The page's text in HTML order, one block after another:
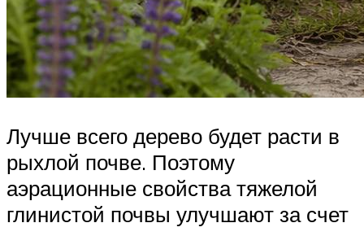
Лучше всего дерево будет расти в
рыхлой почве. Поэтому
аэрационные свойства тяжелой
глинистой почвы улучшают за счет